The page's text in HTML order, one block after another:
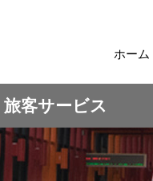
ホーム
旅客サービス